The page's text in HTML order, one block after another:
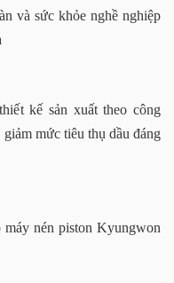
và sức khỏe nghề nghiệp
kế sản xuất theo công
mức tiêu thụ dầu đáng
nén piston Kyungwon